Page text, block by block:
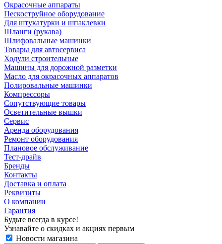
Окрасочные аппараты
Пескоструйное оборудование
Для штукатурки и шпаклевки
Шланги (рукава)
Шлифовальные машинки
Товары для автосервиса
Ходули строительные
Машины для дорожной разметки
Масло для окрасочных аппаратов
Полировальные машинки
Компрессоры
Сопутствующие товары
Осветительные вышки
Сервис
Аренда оборудования
Ремонт оборудования
Плановое обслуживание
Тест-драйв
Бренды
Контакты
Доставка и оплата
Реквизиты
О компании
Гарантия
Будьте всегда в курсе!
Узнавайте о скидках и акциях первым
Новости магазина